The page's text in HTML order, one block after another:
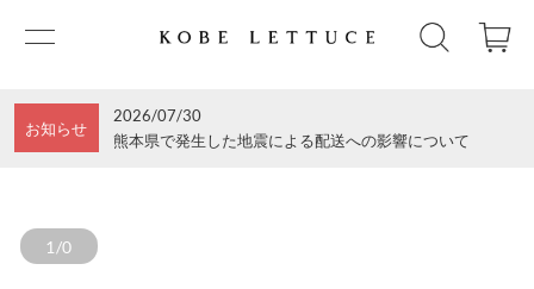
お知らせ
2026/07/30
熊本県で発生した地震による配送への影響について
1/0